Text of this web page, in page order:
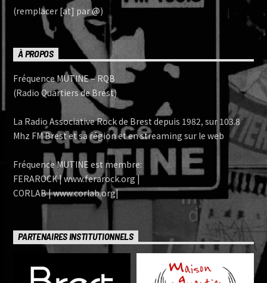
(remplacer [at] par @)
À PROPOS
Fréquence MUTINE – RQB
(Radio Quartiers de Brest)
La Radio Associative Rock de Brest depuis 1982, sur 103.8
Mhz FM Brest et sa région et en streaming sur le web
Fréquence MUTINE est membre:
FERAROCK | www.ferarock.org |
CORLAB | www.corlab.org|
PARTENAIRES INSTITUTIONNELS